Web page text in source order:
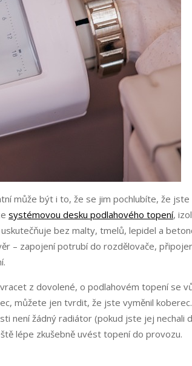
může být i to, že se jim pochlubíte, že
systémovou desku podlahového topení,
bez malty, tmelů, lepidel a
– zapojení potrubí do rozdělovače,
z dovolené, o podlahovém topení se
můžete jen tvrdit, že jste vyměnil
není žádný radiátor (pokud jste jej
lépe zkušebně uvést topení do provozu.